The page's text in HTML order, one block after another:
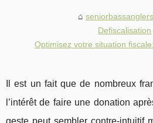
Defiscalisation
Optimisez votre situation
Il est un fait que de nombreux
l’intérêt de faire une donation
geste peut sembler contre-intuitif